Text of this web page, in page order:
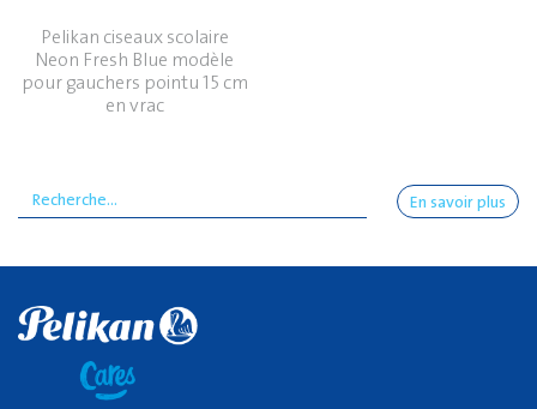
Pelikan ciseaux scolaire
Neon Fresh Blue modèle
pour gauchers pointu 15 cm
en vrac
En savoir plus